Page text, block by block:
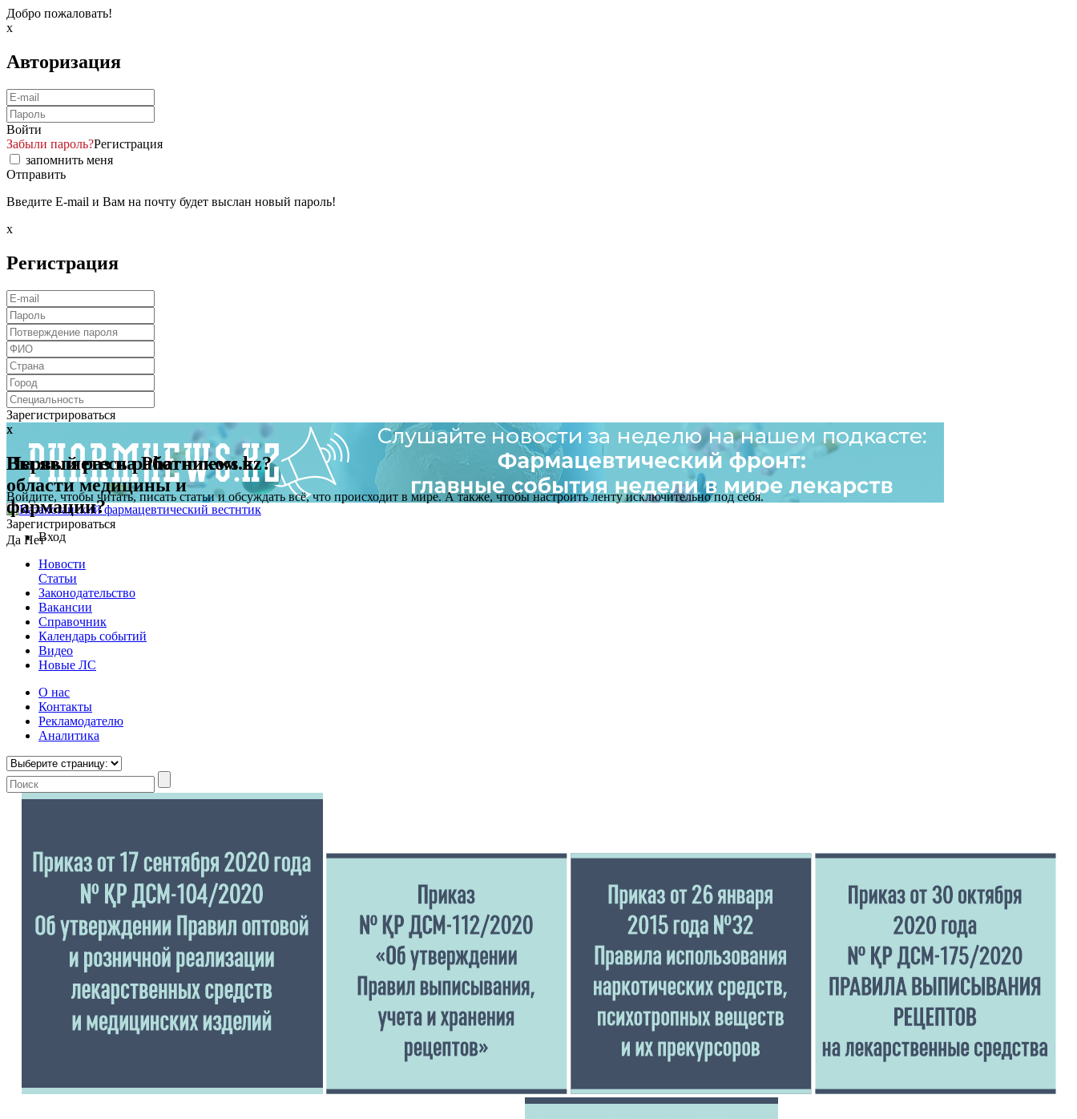
Добро пожаловать!
x
Авторизация
Войти
Забыли пароль?Регистрация
запомнить меня
Отправить
Введите E-mail и Вам на почту будет выслан новый пароль!
x
Регистрация
Зарегистрироваться
x
Первый раз на Pharmnews.kz?
Войдите, чтобы читать, писать статьи и обсуждать всё, что происходит в мире. А также, чтобы настроить ленту исключительно под себя.
Зарегистрироваться
x
Вы являетесь работником в
области медицины и
фармации?
Да НетВход
Новости
Статьи
Законодательство
Вакансии
Справочник
Календарь событий
Видео
Новые ЛС
О нас
Контакты
Рекламодателю
Аналитика